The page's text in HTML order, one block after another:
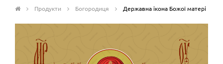
Продукти Богородиця Державна ікона Божої матері